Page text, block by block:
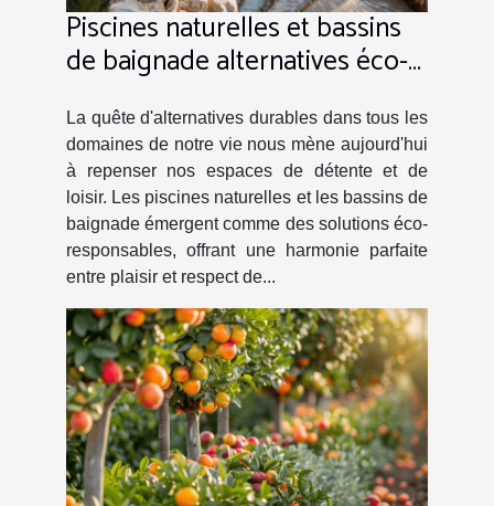
Piscines naturelles et bassins
de baignade alternatives éco-
traditionnelles
La quête d'alternatives durables dans tous les
domaines de notre vie nous mène aujourd'hui
à repenser nos espaces de détente et de
loisir. Les piscines naturelles et les bassins de
baignade émergent comme des solutions éco-
responsables, offrant une harmonie parfaite
entre plaisir et respect de...